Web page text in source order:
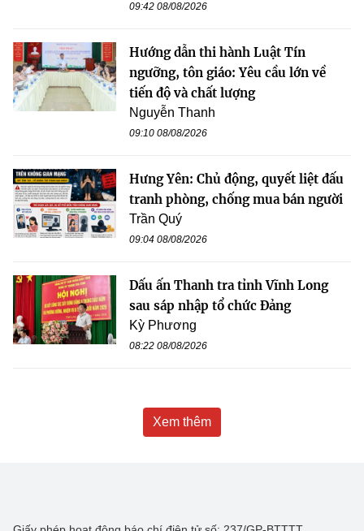
09:42 08/08/2026
Hướng dẫn thi hành Luật Tín
ngưỡng, tôn giáo: Yêu cầu lớn về
tiến độ và chất lượng
Nguyễn Thanh
09:10 08/08/2026
Hưng Yên: Chủ động, quyết liệt đấu
tranh phòng, chống mua bán người
Trần Quý
09:04 08/08/2026
Dấu ấn Thanh tra tỉnh Vĩnh Long
sau sáp nhập tổ chức Đảng
Kỳ Phương
08:22 08/08/2026
Xem thêm